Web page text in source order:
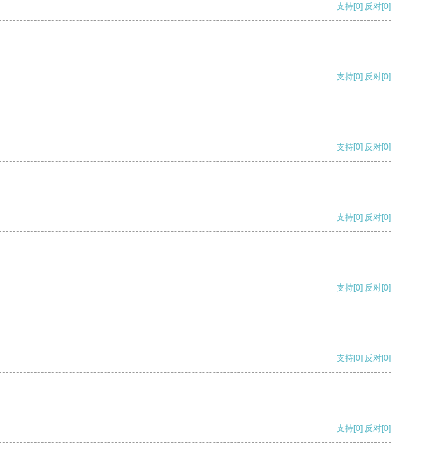
支持[0] 反对[0]
支持[0] 反对[0]
支持[0] 反对[0]
支持[0] 反对[0]
支持[0] 反对[0]
支持[0] 反对[0]
支持[0] 反对[0]